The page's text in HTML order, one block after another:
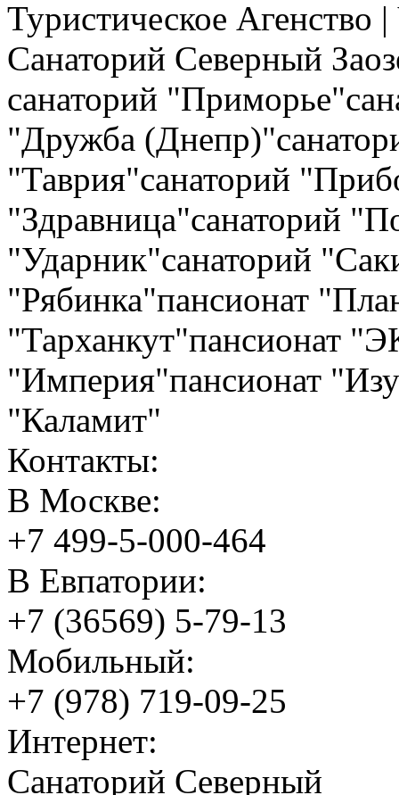
Туристическое Агенство
Санаторий Северный
санаторий
"Дружба
"Таврия"санаторий
"Здравница"санаторий
"Ударник"санаторий
"Рябинка"пансионат
"Тарханкут"пансионат
"Империя"пансионат
"Каламит"
Контакты:
В Москве:
+7 499-5-000-464
В Евпатории:
+7 (36569) 5-79-13
Мобильный:
+7 (978) 719-09-25
Интернет:
Санаторий Северный